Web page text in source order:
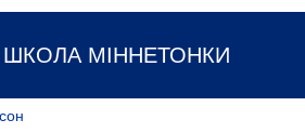
МІННЕТОНКИ